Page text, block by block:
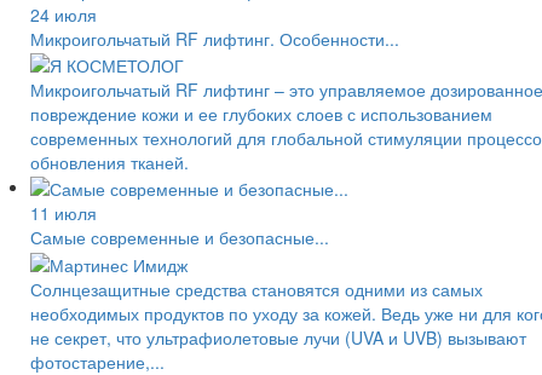
24 июля
Микроигольчатый RF лифтинг. Особенности...
Микроигольчатый RF лифтинг – это управляемое дозированное
повреждение кожи и ее глубоких слоев с использованием
современных технологий для глобальной стимуляции
обновления тканей.
11 июля
Самые современные и безопасные...
Солнцезащитные средства становятся одними из самых
необходимых продуктов по уходу за кожей. Ведь уже ни для
не секрет, что ультрафиолетовые лучи (UVA и UVB) вызывают
фотостарение,...